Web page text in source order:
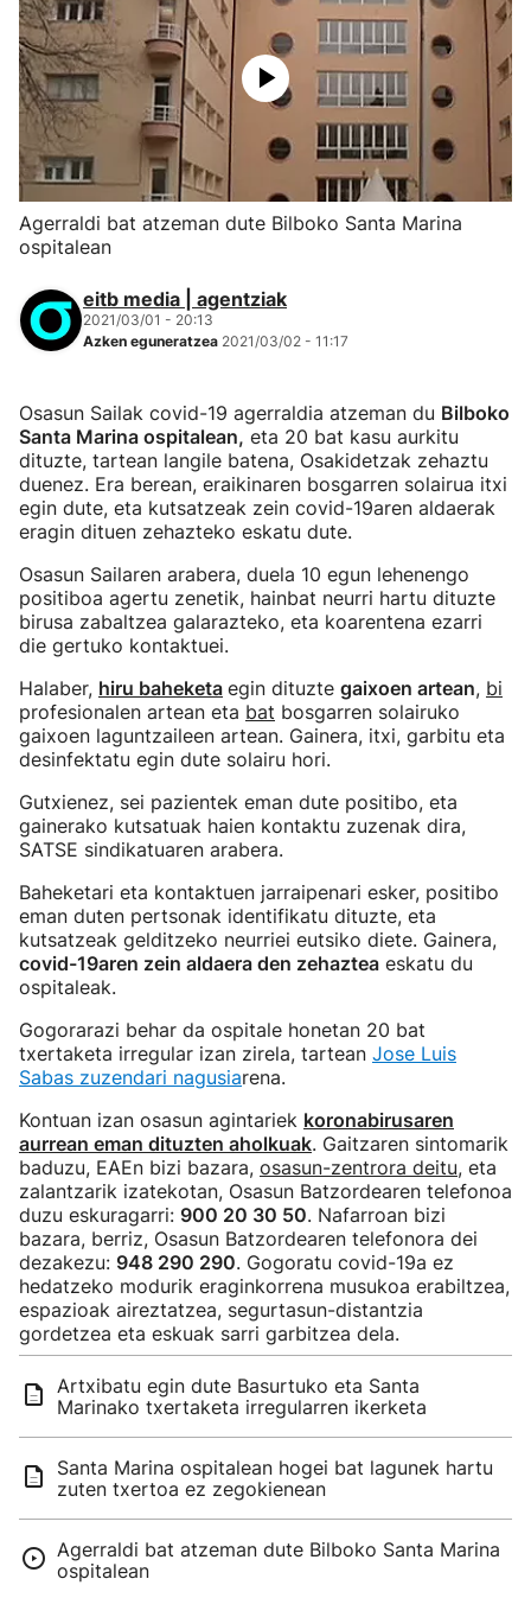
Agerraldi bat atzeman dute Bilboko Santa Marina
ospitalean
eitb media | agentziak
2021/03/01 - 20:13
Azken eguneratzea 2021/03/02 - 11:17
Osasun Sailak covid-19 agerraldia atzeman du Bilboko
Santa Marina ospitalean, eta 20 bat kasu aurkitu
dituzte, tartean langile batena, Osakidetzak zehaztu
duenez. Era berean, eraikinaren bosgarren solairua itxi
egin dute, eta kutsatzeak zein covid-19aren aldaerak
eragin dituen zehazteko eskatu dute.
Osasun Sailaren arabera, duela 10 egun lehenengo
positiboa agertu zenetik, hainbat neurri hartu dituzte
birusa zabaltzea galarazteko, eta koarentena ezarri
die gertuko kontaktuei.
Halaber, hiru baheketa egin dituzte gaixoen artean, bi
profesionalen artean eta bat bosgarren solairuko
gaixoen laguntzaileen artean. Gainera, itxi, garbitu eta
desinfektatu egin dute solairu hori.
Gutxienez, sei pazientek eman dute positibo, eta
gainerako kutsatuak haien kontaktu zuzenak dira,
SATSE sindikatuaren arabera.
Baheketari eta kontaktuen jarraipenari esker, positibo
eman duten pertsonak identifikatu dituzte, eta
kutsatzeak gelditzeko neurriei eutsiko diete. Gainera,
covid-19aren zein aldaera den zehaztea eskatu du
ospitaleak.
Gogorarazi behar da ospitale honetan 20 bat
txertaketa irregular izan zirela, tartean Jose Luis
Sabas zuzendari nagusiarena.
Kontuan izan osasun agintariek koronabirusaren
aurrean eman dituzten aholkuak. Gaitzaren sintomarik
baduzu, EAEn bizi bazara, osasun-zentrora deitu, eta
zalantzarik izatekotan, Osasun Batzordearen telefonoa
duzu eskuragarri: 900 20 30 50. Nafarroan bizi
bazara, berriz, Osasun Batzordearen telefonora dei
dezakezu: 948 290 290. Gogoratu covid-19a ez
hedatzeko modurik eraginkorrena musukoa erabiltzea,
espazioak aireztatzea, segurtasun-distantzia
gordetzea eta eskuak sarri garbitzea dela.
Artxibatu egin dute Basurtuko eta Santa
Marinako txertaketa irregularren ikerketa
Santa Marina ospitalean hogei bat lagunek hartu
zuten txertoa ez zegokienean
Agerraldi bat atzeman dute Bilboko Santa Marina
ospitalean